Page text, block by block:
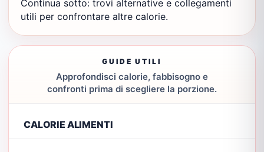
Continua sotto: trovi alternative e collegamenti
utili per confrontare altre calorie.
GUIDE UTILI
Approfondisci calorie, fabbisogno e
confronti prima di scegliere la porzione.
CALORIE ALIMENTI